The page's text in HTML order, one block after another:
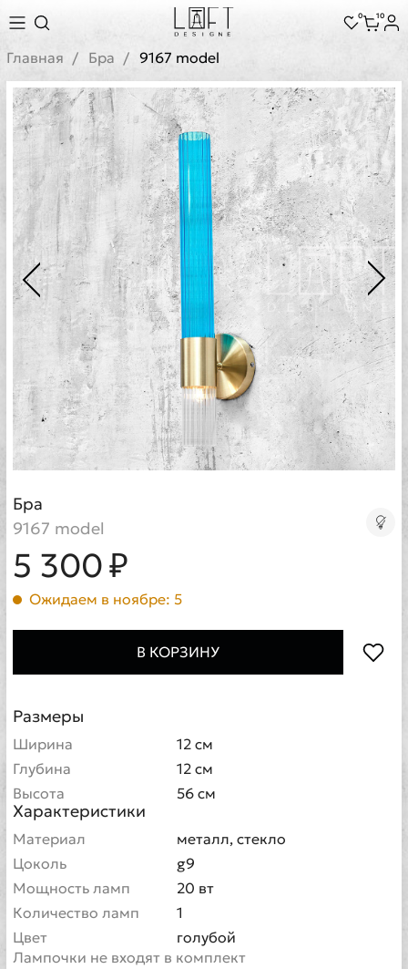
0 10
Главная Бра 9167 model
Бра
9167 model
5 300 ₽
Ожидаем в ноябре: 5
В КОРЗИНУ
Размеры
Ширина
12 см
Глубина
12 см
Высота
56 см
Характеристики
Материал
металл, стекло
Цоколь
g9
Мощность ламп
20 вт
Количество ламп
1
Цвет
голубой
Лампочки не входят в комплект